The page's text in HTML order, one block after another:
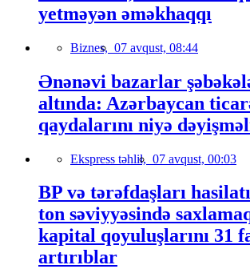
yetməyən əməkhaqqı
Biznes, 07 avqust, 08:44
Ənənəvi bazarlar
altında: Azərbaycan
qaydalarını niyə
Ekspress təhlil, 07 avqust, 00:03
BP və tərəfdaşları
ton səviyyəsində
kapital qoyuluşlarını 31
artırıblar